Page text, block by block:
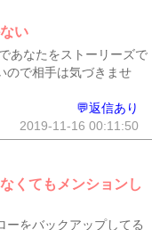
い
あなたをストーリーズで
ので相手は気づきませ
💬返信あり
2019-11-16 00:11:50
くてもメンションし
ーをバックアップしてる